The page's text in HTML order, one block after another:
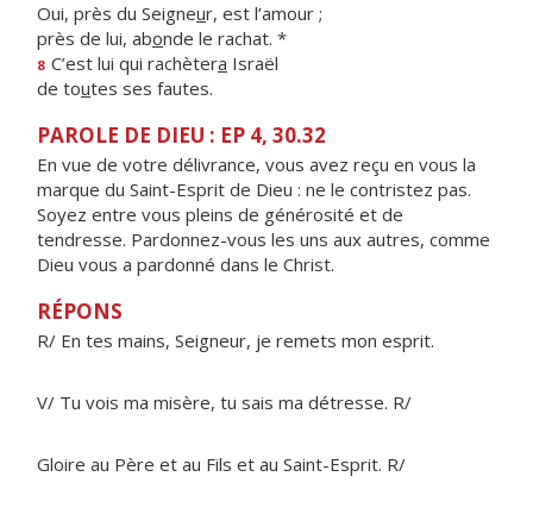
Oui, près du Seigneur, est l’amour ;
près de lui, abonde le rachat. *
8 C’est lui qui rachètera Israël
de toutes ses fautes.
PAROLE DE DIEU : EP 4, 30.32
En vue de votre délivrance, vous avez reçu en vous la
marque du Saint-Esprit de Dieu : ne le contristez pas.
Soyez entre vous pleins de générosité et de
tendresse. Pardonnez-vous les uns aux autres, comme
Dieu vous a pardonné dans le Christ.
RÉPONS
R/ En tes mains, Seigneur, je remets mon esprit.
V/ Tu vois ma misère, tu sais ma détresse. R/
Gloire au Père et au Fils et au Saint-Esprit. R/